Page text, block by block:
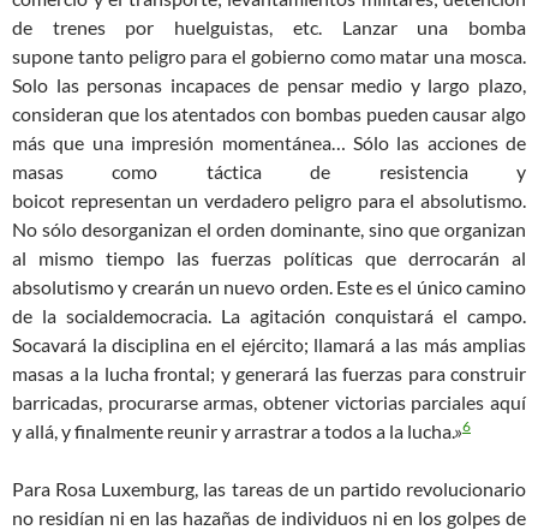
de trenes por huelguistas, etc. Lanzar una bomba
supone tantopeligro para el gobierno como matar una mosca.
Solo las personas incapaces de pensar medio y largo plazo,
consideran que los atentados con bombaspueden causar algo
más que una impresión momentánea… Sólo las acciones de
masas como tácticade resistencia y
boicot representan un verdadero peligro para el absolutismo.
No sólo desorganizan el orden dominante, sino que organizan
al mismo tiempo las fuerzas políticas que derrocarán al
absolutismo y crearán un nuevo orden. Este es el único camino
de la socialdemocracia. La agitación conquistará el campo.
Socavará la disciplina en el ejército; llamará a las más amplias
masas a la lucha frontal; y generará las fuerzas para construir
barricadas, procurarse armas, obtener victorias parcialesaquí
y allá, y finalmente reunir y arrastrar a todosa la lucha.»6
Para Rosa Luxemburg, las tareas de un partido revolucionario
no residían ni en las hazañas de individuos ni en los golpes de